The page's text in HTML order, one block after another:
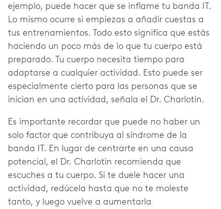
ejemplo, puede hacer que se inflame tu banda IT.
Lo mismo ocurre si empiezas a añadir cuestas a
tus entrenamientos. Todo esto significa que estás
haciendo un poco más de lo que tu cuerpo está
preparado. Tu cuerpo necesita tiempo para
adaptarse a cualquier actividad. Esto puede ser
especialmente cierto para las personas que se
inician en una actividad, señala el Dr. Charlotin.
Es importante recordar que puede no haber un
solo factor que contribuya al síndrome de la
banda IT. En lugar de centrarte en una causa
potencial, el Dr. Charlotin recomienda que
escuches a tu cuerpo. Si te duele hacer una
actividad, redúcela hasta que no te moleste
tanto, y luego vuelve a aumentarla